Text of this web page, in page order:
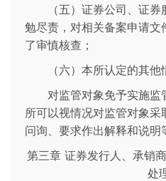
（五）证券公司、证
勉尽责，对相关备案申请
了审慎核查；
（六）本所认定的其他
对监管对象免予实施监
所可以视情况对监管对象
问询、要求作出解释和说明
第三章 证券发行人、承销
处